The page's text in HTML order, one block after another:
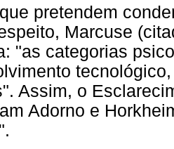
pretendem
Marcuse
"as categorias
Assim, o
Adorno e